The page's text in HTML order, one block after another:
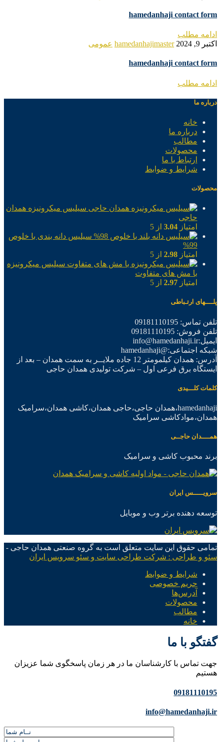
hamedanhaji contact form
ادامه مطلب
اکتبر 9, 2024
hamedanhajimaster عمومی
hamedanhaji contact form
ادامه مطلب
درباره ما
خانه
درباره ما
مطالب
محصولات
ارتباط با ما
شرایط و ضوابط
محصولات
سیلیس میکرونیزه همدان
حاجی
امتیاز 3.04 از 5
سیلیس دانه بندی با خلوص
99%
امتیاز 2.98 از 5
سیلیس میکرونیزه
با مش های متفاوت
امتیاز 2.97 از 5
پلــــهای ارتـباطی
تلفن تماس: 09181110195
تلفن فروش: 09181110195
ایمیل:info@hamedanhaji.ir
شبکه اجتماعی:@hamedanhaji
آدرس: همدان کیلمومتر 12 جاده ملایــر به سمت همدان – بعد از
ایستگاه برق فرعی اول – شرکت تولیدی همدان حاجی
کلمات کلـــیدی
hamedanhaji،همدان حاجی،حاجی همدان،کاشی همدان،سرامیک
همدان،موادکاشی سرامیک
همــــدان حاجــی
برند محبوب کاشی و سرامیک
سرویـــــس ایران
توسعه دهنده برتر وب و موبایل
تمامی حقوق این سایت متعلق است به گروه صنعتی همدان حاجی -
سئو و طراحی : شرکت طراحی سایت و سئو سرویس ایران
شرایط و ضوابط
حریم خصوصی
آدرس‌ها
محصولات
مطالب
خانه
گفتگو با ما
جهت تماس با کارشناسان ما در هر زمان پاسخگوی شما عزیزان
هستیم
09181110195
info@hamedanhaji.ir